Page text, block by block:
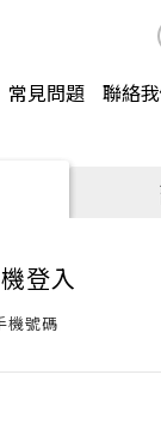
常見問題 聯絡
登入
機號碼